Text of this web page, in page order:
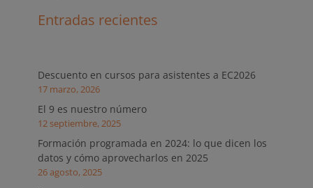
Entradas recientes
Descuento en cursos para asistentes a EC2026
17 marzo, 2026
El 9 es nuestro número
12 septiembre, 2025
Formación programada en 2024: lo que dicen los
datos y cómo aprovecharlos en 2025
26 agosto, 2025